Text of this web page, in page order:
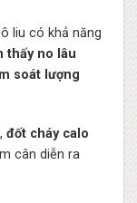
liu có khả năng
thấy no lâu
soát lượng
, đốt cháy calo
cân diễn ra